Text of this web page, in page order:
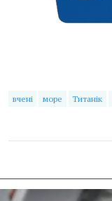
вчені море Титанік